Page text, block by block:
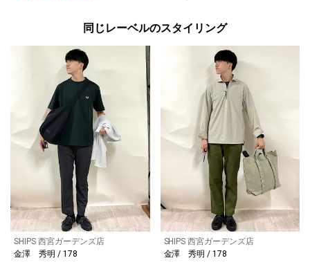
同じレーベルのスタイリング
SHIPS 西宮ガーデンズ店
金澤 秀明 / 178
SHIPS 西宮ガーデンズ店
金澤 秀明 / 178